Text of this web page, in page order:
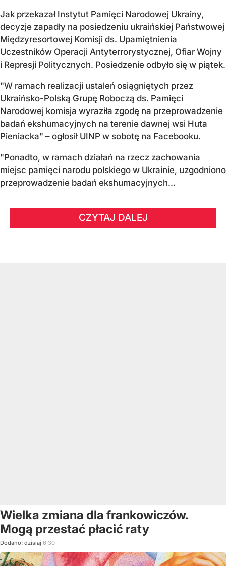
Jak przekazał Instytut Pamięci Narodowej Ukrainy,
decyzje zapadły na posiedzeniu ukraińskiej Państwowej
Międzyresortowej Komisji ds. Upamiętnienia
Uczestników Operacji Antyterrorystycznej, Ofiar Wojny
i Represji Politycznych. Posiedzenie odbyło się w piątek.
"W ramach realizacji ustaleń osiągniętych przez
Ukraińsko-Polską Grupę Roboczą ds. Pamięci
Narodowej komisja wyraziła zgodę na przeprowadzenie
badań ekshumacyjnych na terenie dawnej wsi Huta
Pieniacka" – ogłosił UINP w sobotę na Facebooku.
"Ponadto, w ramach działań na rzecz zachowania
miejsc pamięci narodu polskiego w Ukrainie, uzgodniono
przeprowadzenie badań ekshumacyjnych...
CZYTAJ DALEJ
Wielka zmiana dla frankowiczów.
Mogą przestać płacić raty
Dodano: dzisiaj 6:30